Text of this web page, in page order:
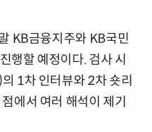
KB금융지주와 KB국민
행할 예정이다. 검사 시
1차 인터뷰와 2차 숏리
에서 여러 해석이 제기